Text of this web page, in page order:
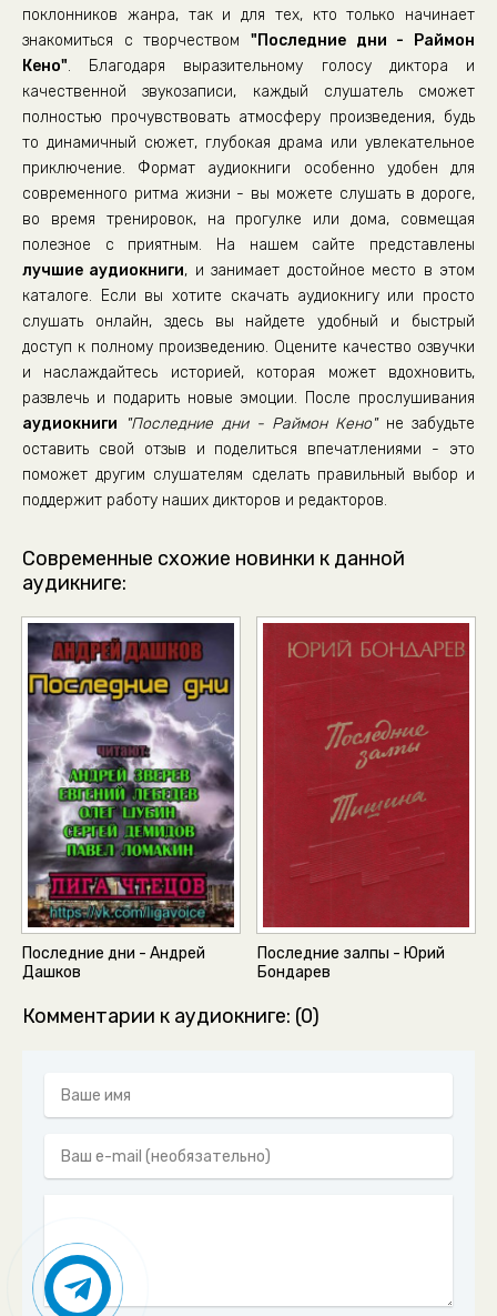
поклонников жанра, так и для тех, кто только начинает
знакомиться с творчеством "Последние дни - Раймон
Кено". Благодаря выразительному голосу диктора и
качественной звукозаписи, каждый слушатель сможет
полностью прочувствовать атмосферу произведения, будь
то динамичный сюжет, глубокая драма или увлекательное
приключение. Формат аудиокниги особенно удобен для
современного ритма жизни - вы можете слушать в дороге,
во время тренировок, на прогулке или дома, совмещая
полезное с приятным. На нашем сайте представлены
лучшие аудиокниги, и занимает достойное место в этом
каталоге. Если вы хотите скачать аудиокнигу или просто
слушать онлайн, здесь вы найдете удобный и быстрый
доступ к полному произведению. Оцените качество озвучки
и наслаждайтесь историей, которая может вдохновить,
развлечь и подарить новые эмоции. После прослушивания
аудиокниги
"Последние дни - Раймон Кено"не забудьте
оставить свой отзыв и поделиться впечатлениями - это
поможет другим слушателям сделать правильный выбор и
поддержит работу наших дикторов и редакторов.
Современные схожие новинки к данной
аудикниге:
Последние дни - Андрей
Дашков
Последние залпы - Юрий
Бондарев
Комментарии к аудиокниге: (0)